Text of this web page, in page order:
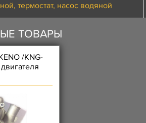
термостат, насос водяной
ТОВАРЫ
/KNG-